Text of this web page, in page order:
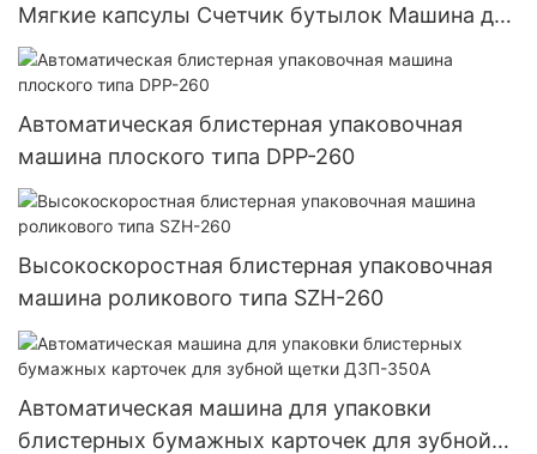
Мягкие капсулы Счетчик бутылок Машина для
подсчета бутылок UBM-16
Автоматическая блистерная упаковочная
машина плоского типа DPP-260
Высокоскоростная блистерная упаковочная
машина роликового типа SZH-260
Автоматическая машина для упаковки
блистерных бумажных карточек для зубной